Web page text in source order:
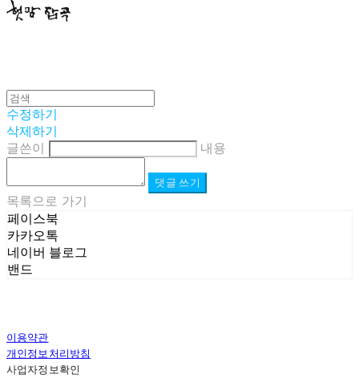
수정하기
삭제하기
글쓴이
내용
댓글 쓰기
목록으로 가기
페이스북
카카오톡
네이버 블로그
밴드
이용약관
개인정보처리방침
사업자정보확인